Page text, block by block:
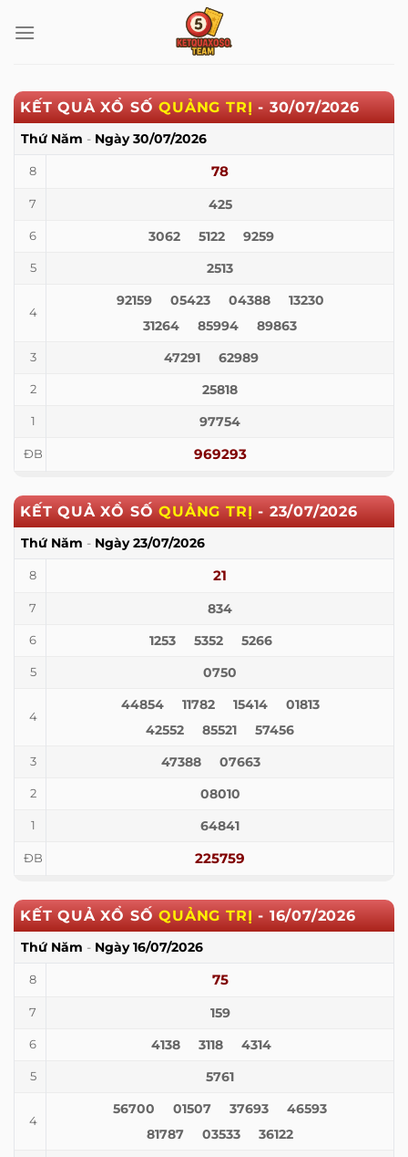
qua
KẾT QUẢ XỔ SỐQUẢNG TRỊ - 30/07/2026
Thứ Năm - Ngày30/07/2026
8 78
7 425
6 3062 5122 9259
5 2513
4
92159 05423 04388
13230
31264
85994 89863
3 47291 62989
2 25818
1 97754
ĐB 969293
KẾT QUẢ XỔ SỐQUẢNG TRỊ - 23/07/2026
Thứ Năm - Ngày23/07/2026
8 21
7 834
6 1253 5352 5266
5 0750
4
44854 11782 15414
01813
42552
85521 57456
3 47388 07663
2 08010
1 64841
ĐB 225759
KẾT QUẢ XỔ SỐQUẢNG TRỊ - 16/07/2026
Thứ Năm - Ngày16/07/2026
8 75
7 159
6 4138 3118 4314
5 5761
4
56700 01507 37693
46593
81787
03533 36122